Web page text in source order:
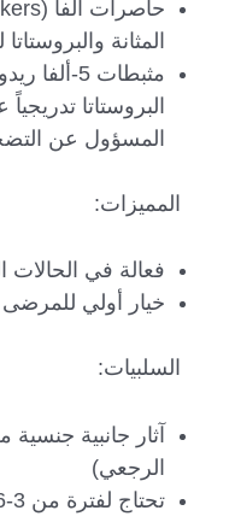
المثانة
البروستاتا
المسؤول عن
المميزات:
فعالة في الحالات
خيار أولي للمرضى
السلبيات:
آثار جانبية
الرجعي)
تحتاج لفترة من 3-6 أشهر لتظهر فعاليتها